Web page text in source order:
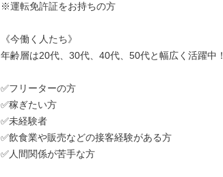
※運転免許証をお持ちの方
《今働く人たち》
年齢層は20代、30代、40代、50代と幅広く活躍中！
✅フリーターの方
✅稼ぎたい方
✅未経験者
✅飲食業や販売などの接客経験がある方
✅人間関係が苦手な方